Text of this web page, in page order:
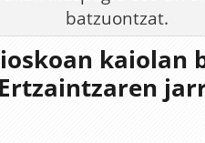
batzuontzat.
kaiolan